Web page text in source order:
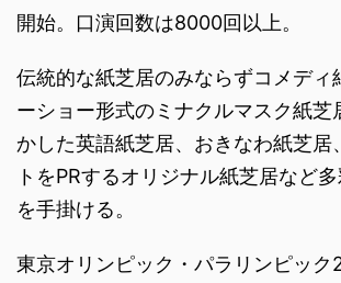
開始。口演回数は8000回以上。
伝統的な紙芝居のみならずコメディ
ーショー形式のミナクルマスク紙芝
かした英語紙芝居、おきなわ紙芝居
トをPRするオリジナル紙芝居など
を手掛ける。
東京オリンピック・パラリンピック